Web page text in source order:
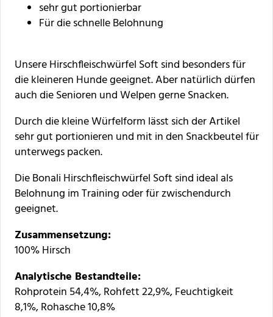
sehr gut portionierbar
Für die schnelle Belohnung
Unsere Hirschfleischwürfel Soft sind besonders für
die kleineren Hunde geeignet. Aber natürlich dürfen
auch die Senioren und Welpen gerne Snacken.
Durch die kleine Würfelform lässt sich der Artikel
sehr gut portionieren und mit in den Snackbeutel für
unterwegs packen.
Die Bonali Hirschfleischwürfel Soft sind ideal als
Belohnung im Training oder für zwischendurch
geeignet.
Zusammensetzung:
100% Hirsch
Analytische Bestandteile:
Rohprotein 54,4%, Rohfett 22,9%, Feuchtigkeit
8,1%, Rohasche 10,8%